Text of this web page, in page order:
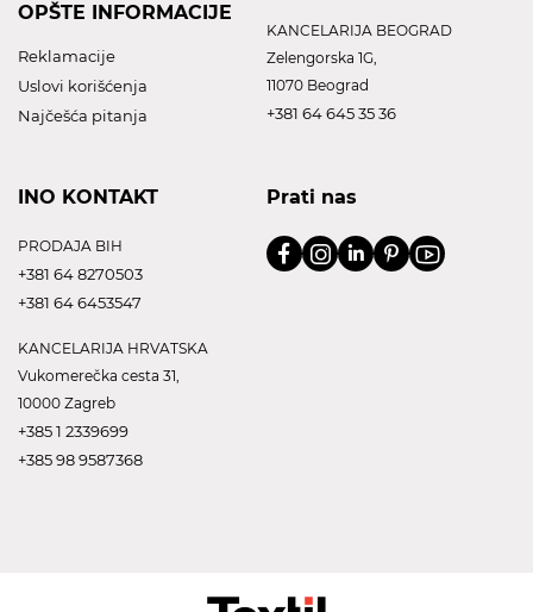
OPŠTE INFORMACIJE
Reklamacije
Uslovi korišćenja
Najčešća pitanja
KANCELARIJA BEOGRAD
Zelengorska 1G,
11070 Beograd
+381 64 645 35 36
INO KONTAKT
PRODAJA BIH
+381 64 8270503
+381 64 6453547
KANCELARIJA HRVATSKA
Vukomerečka cesta 31,
10000 Zagreb
+385 1 2339699
+385 98 9587368
Prati nas